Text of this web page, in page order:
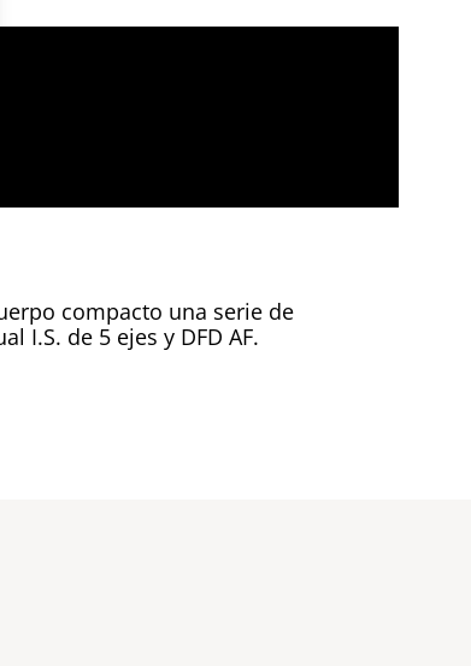
compacto una serie de
I.S. de 5 ejes y DFD AF.